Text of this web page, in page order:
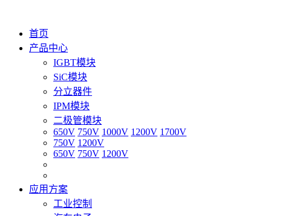
首页
产品中心
IGBT模块
SiC模块
分立器件
IPM模块
二极管模块
650V 750V 1000V 1200V 1700V
750V 1200V
650V 750V 1200V
应用方案
工业控制